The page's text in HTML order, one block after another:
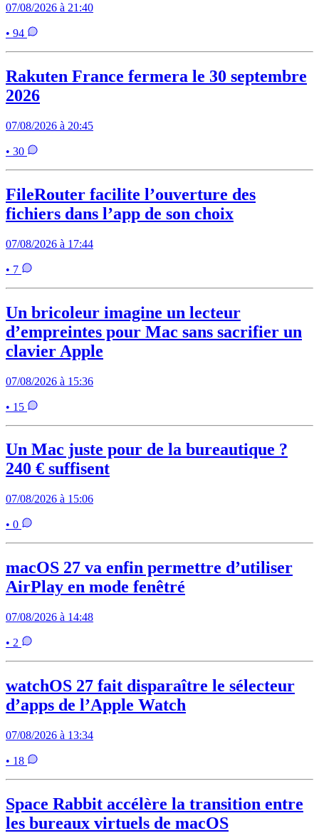
07/08/2026 à 21:40
• 94
Rakuten France fermera le 30 septembre
2026
07/08/2026 à 20:45
• 30
FileRouter facilite l’ouverture des
fichiers dans l’app de son choix
07/08/2026 à 17:44
• 7
Un bricoleur imagine un lecteur
d’empreintes pour Mac sans sacrifier un
clavier Apple
07/08/2026 à 15:36
• 15
Un Mac juste pour de la bureautique ?
240 € suffisent
07/08/2026 à 15:06
• 0
macOS 27 va enfin permettre d’utiliser
AirPlay en mode fenêtré
07/08/2026 à 14:48
• 2
watchOS 27 fait disparaître le sélecteur
d’apps de l’Apple Watch
07/08/2026 à 13:34
• 18
Space Rabbit accélère la transition entre
les bureaux virtuels de macOS